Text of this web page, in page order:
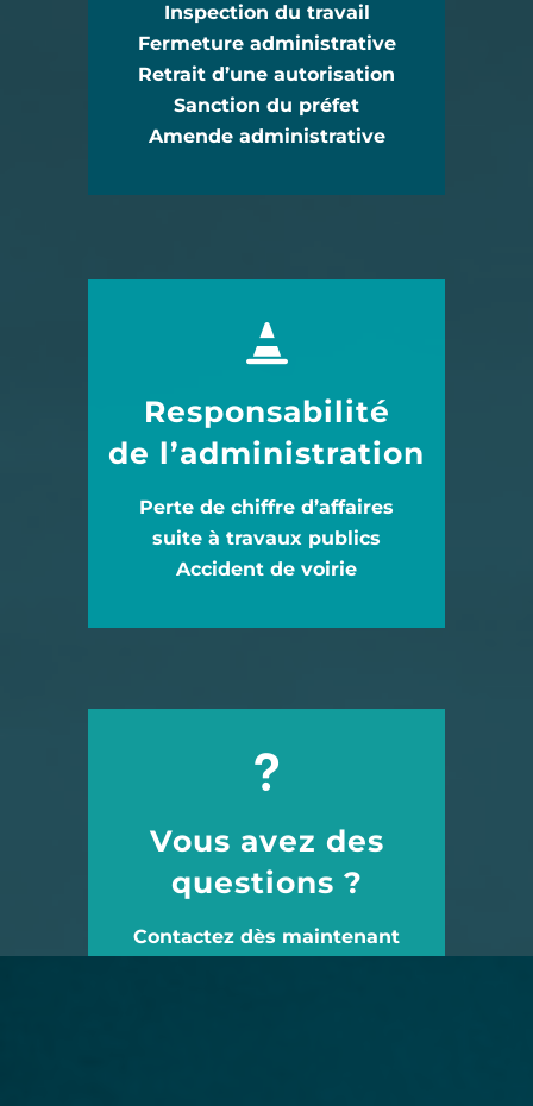
Inspection du travail
Fermeture administrative
Retrait d’une autorisation
Sanction du préfet
Amende administrative
Responsabilité
de l’administration
Perte de chiffre d’affaires
suite à travaux publics
Accident de voirie
Vous avez des
questions ?
Contactez dès maintenant